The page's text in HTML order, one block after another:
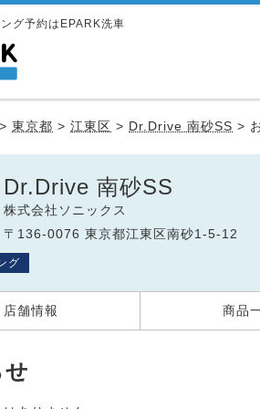
グ予約はEPARK洗車
> 東京都 > 江東区 > Dr.Drive 南砂SS >
Dr.Drive 南砂SS
株式会社ソニックス
〒136-0076 東京都江東区南砂1-5-12
グ
店舗情報 商品
せ